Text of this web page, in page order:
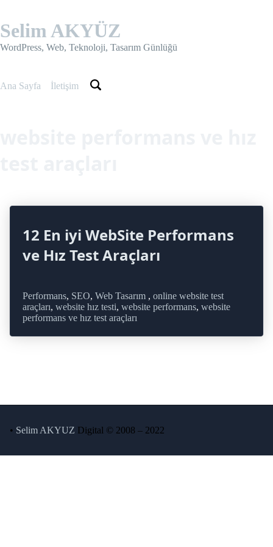
content
Selim AKYÜZ
WordPress, Web, Teknoloji, Tasarım Günlüğü
Ana Sayfa İletişim
12 En iyi WebSite Performans
ve Hız Test Araçları
Performans, SEO, Web Tasarım , online website test
araçları, website hız testi, website performans, website
performans ve hız test araçları
• Selim AKYUZ Digital © 2008 – 2022